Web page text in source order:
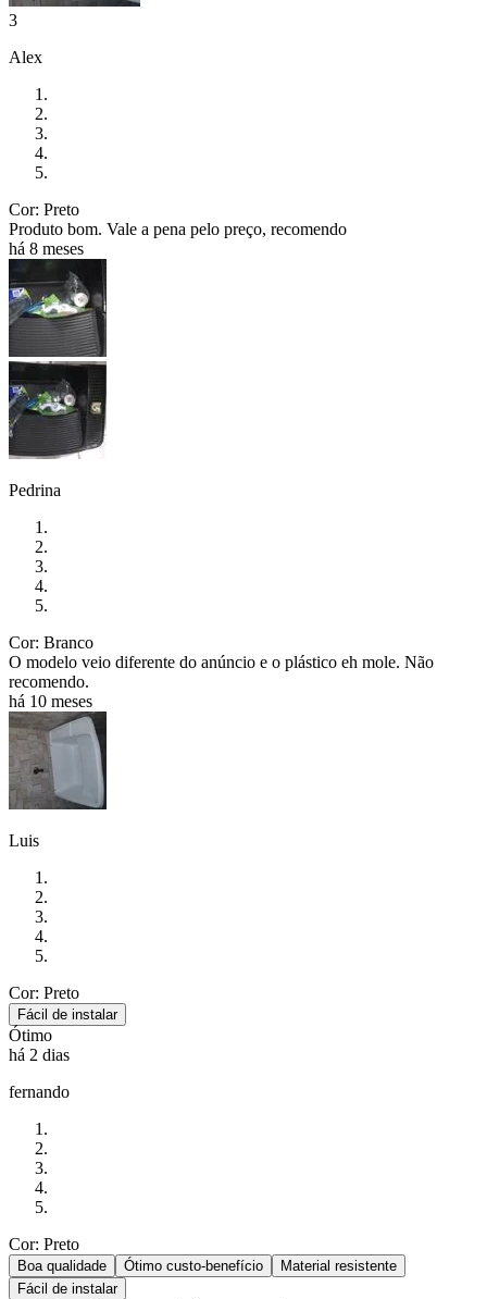
3
Alex
Cor: Preto
Produto bom. Vale a pena pelo preço, recomendo
há 8 meses
Pedrina
Cor: Branco
O modelo veio diferente do anúncio e o plástico eh mole. Não
recomendo.
há 10 meses
Luis
Cor: Preto
Fácil de instalar
Ótimo
há 2 dias
fernando
Cor: Preto
Boa qualidade Ótimo custo-benefício
Material resistente
Fácil de instalar